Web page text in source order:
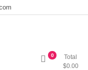
SA
y plantas. juguetes,
0
Total
$0.00